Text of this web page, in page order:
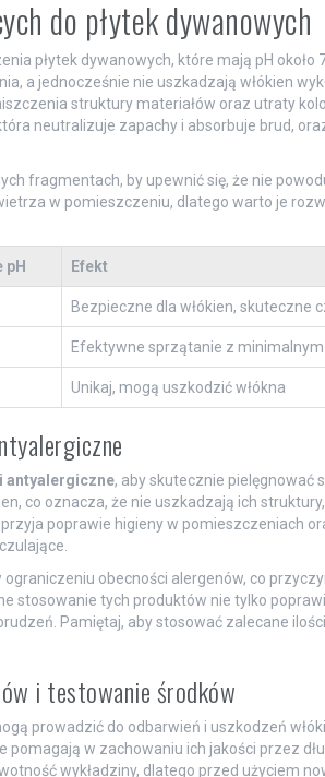
do płytek dywanowych
płytek dywanowych, które mają pH około
a jednocześnie nie uszkadzają włókien
struktury materiałów oraz utraty
neutralizuje zapachy i absorbuje brud,
fragmentach, by upewnić się, że nie
w pomieszczeniu, dlatego warto je
pH Efekt
Bezpieczne dla włókien, skuteczne
Efektywne sprzątanie z
Unikaj, mogą uszkodzić włókna
antyalergiczne, aby skutecznie pielęgnować
co oznacza, że nie uszkadzają ich
poprawie higieny w pomieszczeniach
obecności alergenów, co
stosowanie tych produktów nie tylko
Pamiętaj, aby stosować zalecane
i testowanie środków
prowadzić do odbarwień i uszkodzeń
pomagają w zachowaniu ich jakości przez
wykładziny, dlatego przed użyciem